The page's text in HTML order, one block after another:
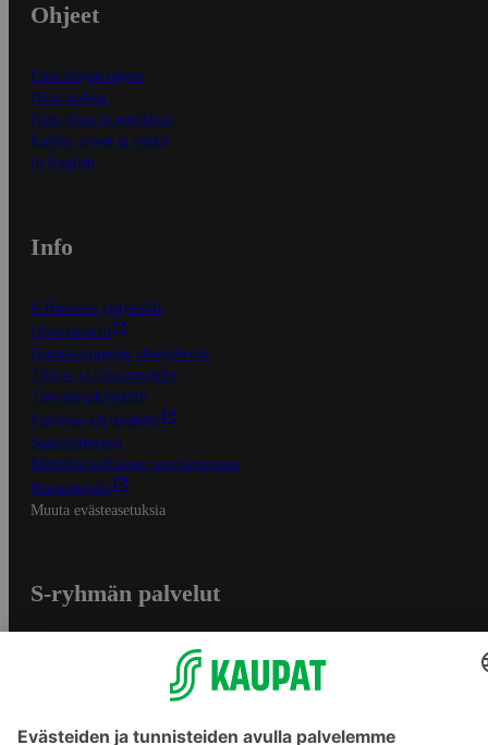
Ohjeet
Ensitilaajan ohjeet
Näin maksat
Näin tilaat ja muokkaat
Kaikki ohjeet ja vinkit
In English
Info
S-Business yrityksille
Oiva-raportit
Osuuskauppojen yhteystiedot
Tilaus- ja toimitusehdot
Tietosuojakäytäntö
Palvelun käyttöehdot
Saavutettavuus
Mobiilisovelluksen saavutettavuus
Mainostajalle
Muuta evästeasetuksia
S-ryhmän palvelut
Yhteishyvä Ruoka -sovellus
S-ostoslista -sovellus